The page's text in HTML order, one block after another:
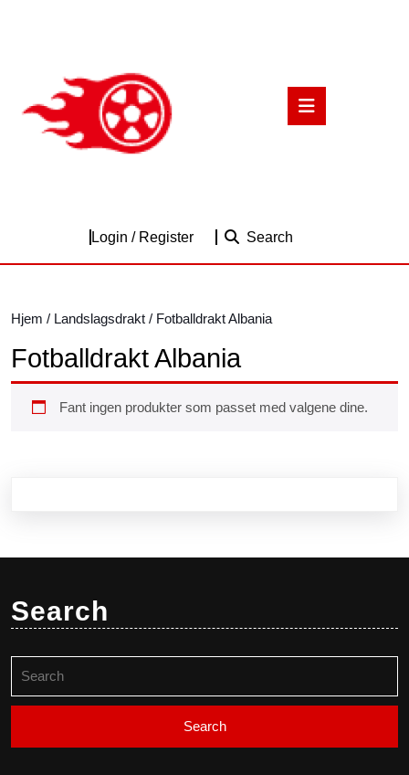
Login / RegisterLogin
Search
Hjem / Landslagsdrakt / Fotballdrakt Albania
Fotballdrakt Albania
Fant ingen produkter som passet med valgene dine.
Search
for: